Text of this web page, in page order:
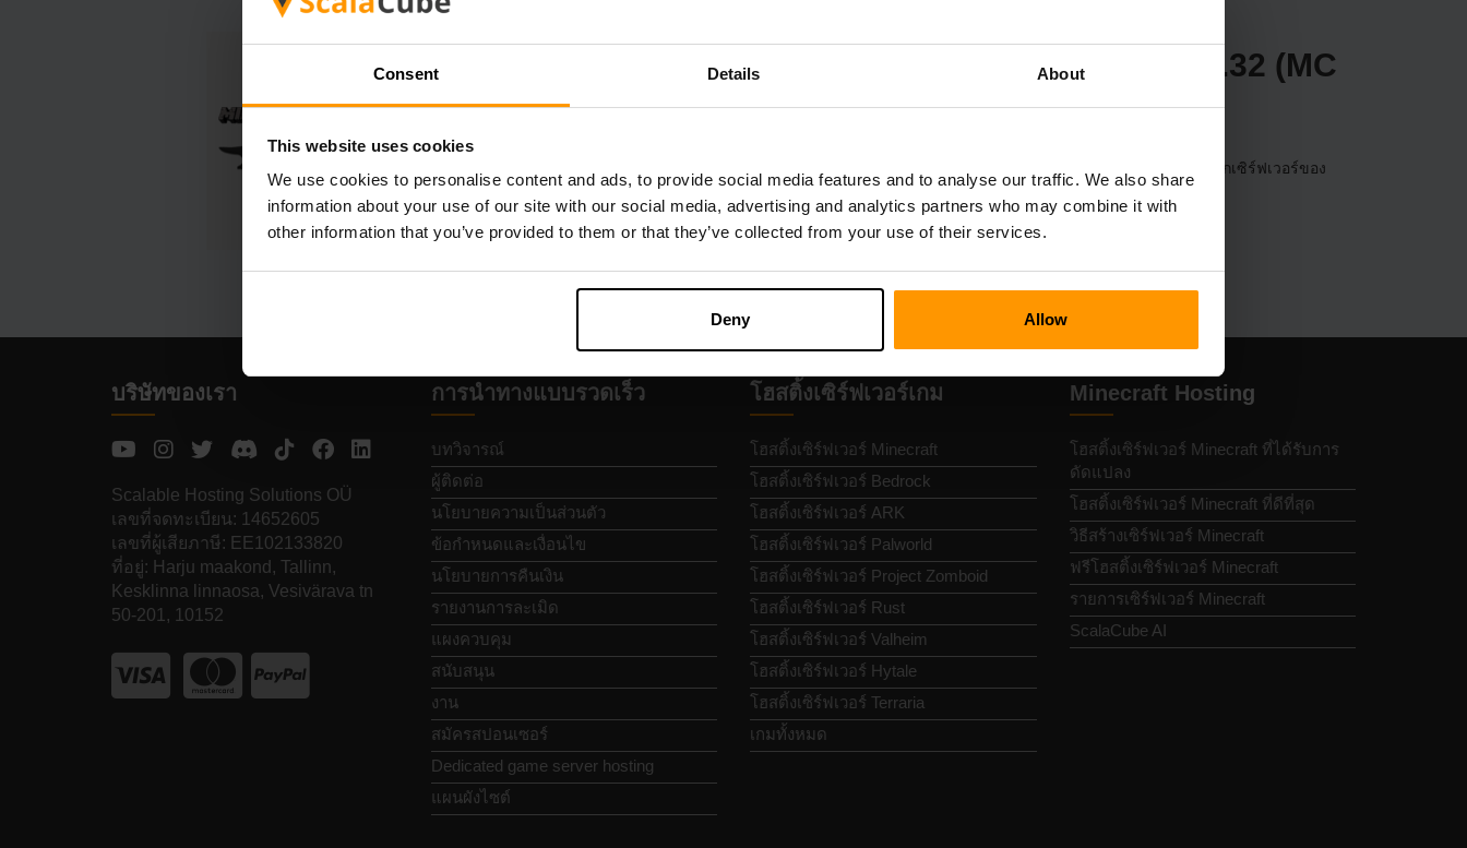
Consent Details About
This website uses cookies
We use cookies to personalise content and ads, to provide social media features and to analyse our traffic. We also share
information about your use of our site with our social media, advertising and analytics partners who may combine it with
other information that you’ve provided to them or that they’ve collected from your use of their services.
Deny Allow
วิธีสร้างเซิร์ฟเวอร์ Minecraft Forge 53.0.32 (MC
1.21.3)เซิร์ฟเวอร์
(เซิร์ฟเวอร์→เลือกเซิร์ฟเวอร์ของ
คุณ→เซิร์ฟเวอร์เกม→เพิ่มเซิร์ฟเวอร์เกม→ Forge 53.0.32 (MC 1.21.3))
สนุกกับการเล่นบนเซิร์ฟเวอร์!
บริษัทของเรา
Scalable Hosting Solutions OÜ
เลขที่จดทะเบียน: 14652605
เลขที่ผู้เสียภาษี: EE102133820
ที่อยู่: Harju maakond, Tallinn,
Kesklinna linnaosa, Vesivärava tn
50-201, 10152
การนำทางแบบรวดเร็ว
บทวิจารณ์
ผู้ติดต่อ
นโยบายความเป็นส่วนตัว
ข้อกำหนดและเงื่อนไข
นโยบายการคืนเงิน
รายงานการละเมิด
แผงควบคุม
สนับสนุน
งาน
สมัครสปอนเซอร์
Dedicated game server hosting
แผนผังไซต์
โฮสติ้งเซิร์ฟเวอร์เกม
โฮสติ้งเซิร์ฟเวอร์ Minecraft
โฮสติ้งเซิร์ฟเวอร์ Bedrock
โฮสติ้งเซิร์ฟเวอร์ ARK
โฮสติ้งเซิร์ฟเวอร์ Palworld
โฮสติ้งเซิร์ฟเวอร์ Project Zomboid
โฮสติ้งเซิร์ฟเวอร์ Rust
โฮสติ้งเซิร์ฟเวอร์ Valheim
โฮสติ้งเซิร์ฟเวอร์ Hytale
โฮสติ้งเซิร์ฟเวอร์ Terraria
เกมทั้งหมด
Minecraft Hosting
โฮสติ้งเซิร์ฟเวอร์ Minecraft ที่ได้รับการ
ดัดแปลง
โฮสติ้งเซิร์ฟเวอร์ Minecraft ที่ดีที่สุด
วิธีสร้างเซิร์ฟเวอร์ Minecraft
ฟรีโฮสติ้งเซิร์ฟเวอร์ Minecraft
รายการเซิร์ฟเวอร์ Minecraft
ScalaCube AI